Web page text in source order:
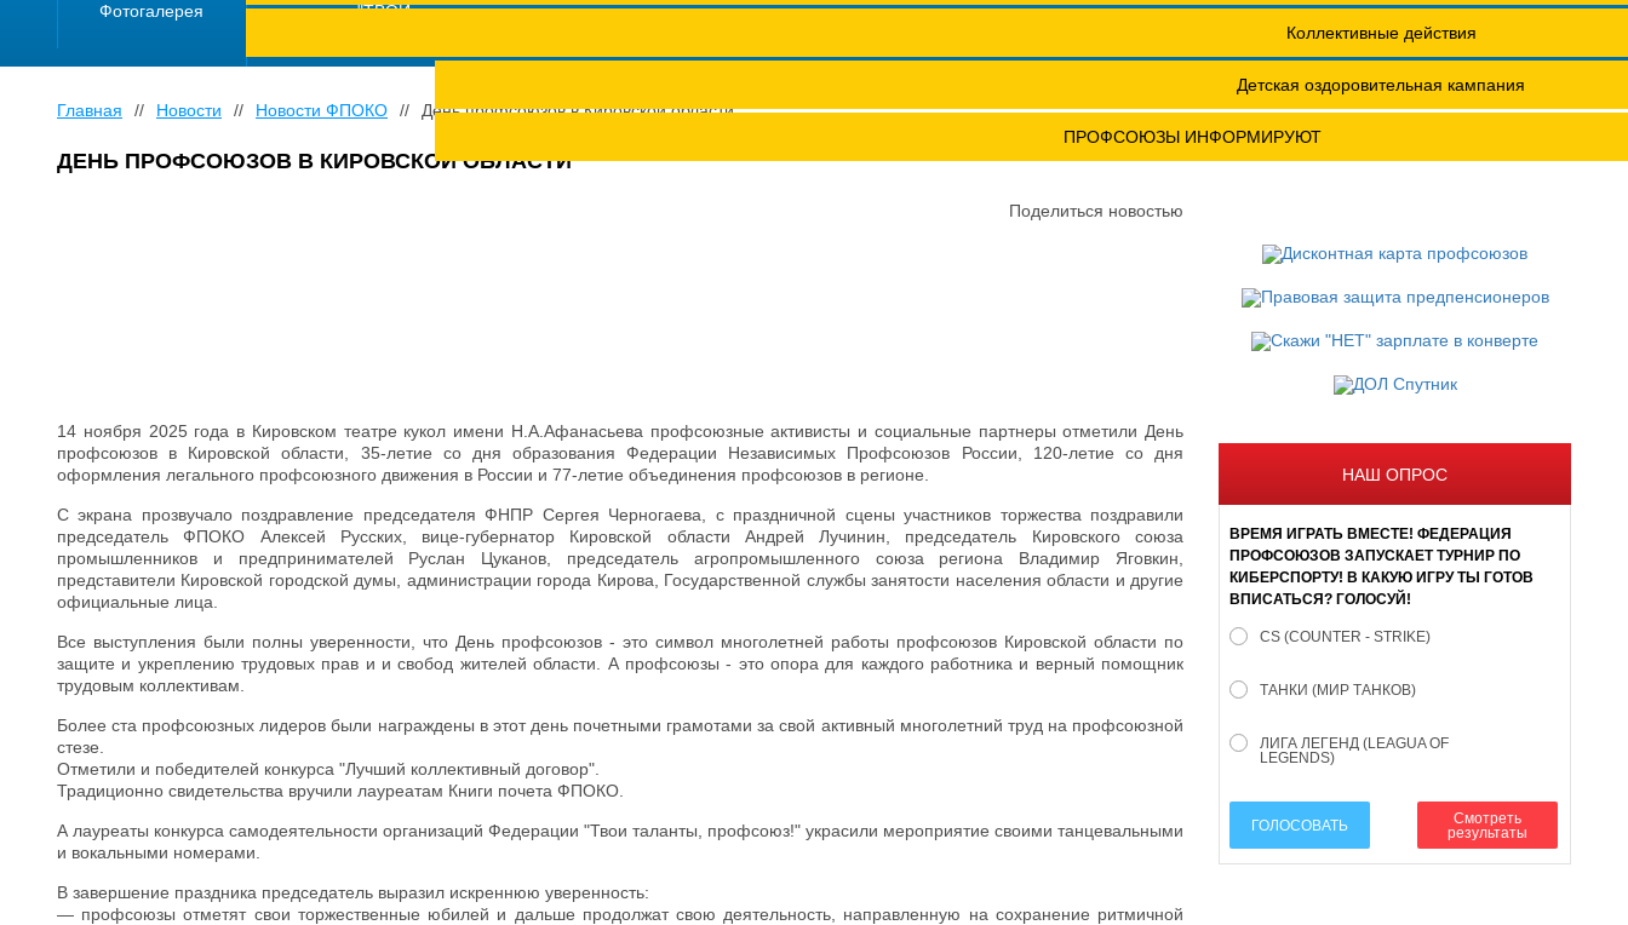
Научно-практическая конференция МОТ- ФНПР
ПРОФСОЮЗЫ ИНФОРМИРУЮТ
Коллективные действия
Детская оздоровительная кампания
Фотогалерея
молодежи "ТВОЙ
Главная // Новости // Новости ФПОКО // День профсоюзов в Кировской области
ДЕНЬ ПРОФСОЮЗОВ В КИРОВСКОЙ ОБЛАСТИ
Поделиться новостью
14 ноября 2025 года в Кировском театре кукол имени Н.А.Афанасьева профсоюзные активисты и социальные партнеры отметили День
профсоюзов в Кировской области, 35-летие со дня образования Федерации Независимых Профсоюзов России, 120-летие со дня
оформления легального профсоюзного движения в России и 77-летие объединения профсоюзов в регионе.
С экрана прозвучало поздравление председателя ФНПР Сергея Черногаева, с праздничной сцены участников торжества поздравили
председатель ФПОКО Алексей Русских, вице-губернатор Кировской области Андрей Лучинин, председатель Кировского союза
промышленников и предпринимателей Руслан Цуканов, председатель агропромышленного союза региона Владимир Яговкин,
представители Кировской городской думы, администрации города Кирова, Государственной службы занятости населения области и другие
официальные лица.
Все выступления были полны уверенности, что День профсоюзов - это символ многолетней работы профсоюзов Кировской области по
защите и укреплению трудовых прав и и свобод жителей области. А профсоюзы - это опора для каждого работника и верный помощник
трудовым коллективам.
Более ста профсоюзных лидеров были награждены в этот день почетными грамотами за свой активный многолетний труд на профсоюзной
стезе.
Отметили и победителей конкурса "Лучший коллективный договор".
Традиционно свидетельства вручили лауреатам Книги почета ФПОКО.
А лауреаты конкурса самодеятельности организаций Федерации "Твои таланты, профсоюз!" украсили мероприятие своими танцевальными
и вокальными номерами.
В завершение праздника председатель выразил искреннюю уверенность:
— профсоюзы отметят свои торжественные юбилей и дальше продолжат свою деятельность, направленную на сохранение ритмичной
НАШ ОПРОС
ВРЕМЯ ИГРАТЬ ВМЕСТЕ! ФЕДЕРАЦИЯ
ПРОФСОЮЗОВ ЗАПУСКАЕТ ТУРНИР ПО
КИБЕРСПОРТУ! В КАКУЮ ИГРУ ТЫ ГОТОВ
ВПИСАТЬСЯ? ГОЛОСУЙ!
CS (COUNTER - STRIKE)
ТАНКИ (МИР ТАНКОВ)
ЛИГА ЛЕГЕНД (LEAGUA OF
LEGENDS)
ГОЛОСОВАТЬ
Смотреть
результаты